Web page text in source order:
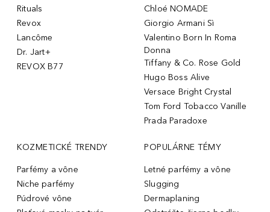
Rituals
Revox
Lancôme
Dr. Jart+
REVOX B77
Chloé NOMADE
Giorgio Armani Sì
Valentino Born In Roma
Donna
Tiffany & Co. Rose Gold
Hugo Boss Alive
Versace Bright Crystal
Tom Ford Tobacco Vanille
Prada Paradoxe
KOZMETICKÉ TRENDY
Parfémy a vône
Niche parfémy
Púdrové vône
POPULÁRNE TÉMY
Letné parfémy a vône
Slugging
Dermaplaning